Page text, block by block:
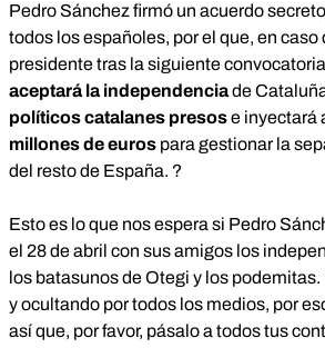
Pedro Sánchez firmó un acuerdo
todos los españoles, por el que, en caso
presidente tras la siguiente
aceptará la independenciade
políticos catalanes presose inyectará
millones de euros para gestionar la
del resto de España. ?
Esto es lo que nos espera si Pedro
el 28 de abril con sus amigos los
los batasunos de Otegi y los
y ocultando por todos los medios, por
así que, por favor, pásalo a todos tus